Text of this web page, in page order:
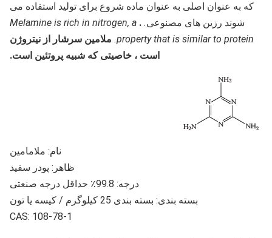
که به عنوان اصلی به عنوان ماده شروع برای تولید استفاده می
شوند رزین های مصنوعی.
.
Melamine is rich in nitrogen, a
property that is similar to protein. ملامین سرشار از نیتروژن
است ، خاصیتی که شبیه پروتئین است.
نام: ملامامین
ظاهر: پودر سفید
درجه: 99.8٪ حداقل درجه صنعتی
بسته بندی: بسته بندی 25 کیلوگرم / کیسه یا تون
CAS: 108-78-1